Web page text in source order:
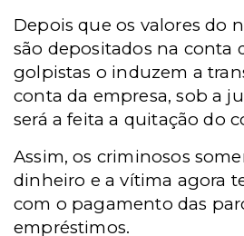
Depois que os valores do
são depositados na conta
golpistas o induzem a
conta da empresa, sob a
será a feita a quitação do
Assim, os criminosos
dinheiro e a vítima agora
com o pagamento das
empréstimos.